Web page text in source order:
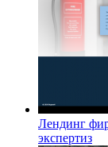
Лендинг
экспертиз